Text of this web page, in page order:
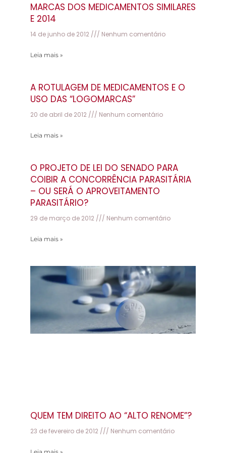
MARCAS DOS MEDICAMENTOS SIMILARES
E 2014
14 de junho de 2012 Nenhum comentário
Leia mais »
A ROTULAGEM DE MEDICAMENTOS E O
USO DAS “LOGOMARCAS”
20 de abril de 2012 Nenhum comentário
Leia mais »
O PROJETO DE LEI DO SENADO PARA
COIBIR A CONCORRÊNCIA PARASITÁRIA
– OU SERÁ O APROVEITAMENTO
PARASITÁRIO?
29 de março de 2012 Nenhum comentário
Leia mais »
QUEM TEM DIREITO AO “ALTO RENOME”?
23 de fevereiro de 2012 Nenhum comentário